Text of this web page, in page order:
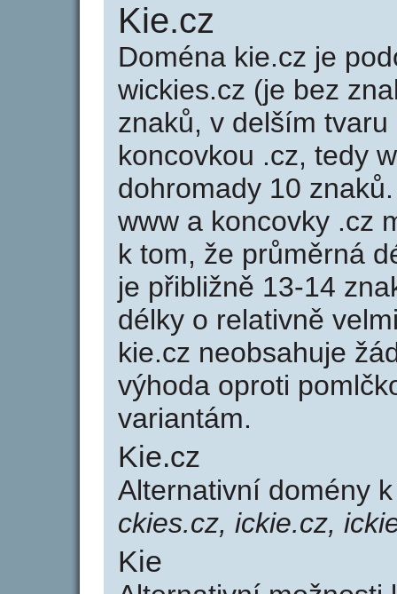
Kie.cz
Doména kie.cz je
wickies.cz (je bez
znaků, v delším
koncovkou .cz, tedy
dohromady 10
www a koncovky .cz
k tom, že průměrná
je přibližně 13-14
délky o relativně
kie.cz neobsahuje
výhoda oproti
variantám.
Kie.cz
Alternativní domény
ckies.cz, ickie.cz,
Kie